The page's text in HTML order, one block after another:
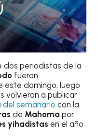
dos periodistas de la
fueron
domingo, luego
volvieran a publicar
semanario con la
de Mahoma por
yihadistas en el año